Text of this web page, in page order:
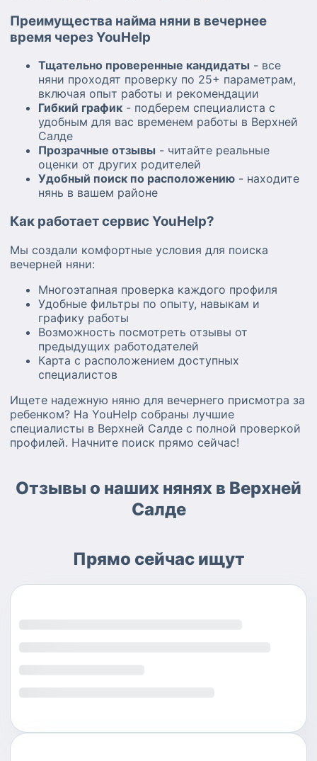
Преимущества найма няни в вечернее
время через YouHelp
Тщательно проверенные кандидаты - все
няни проходят проверку по 25+ параметрам,
включая опыт работы и рекомендации
Гибкий график - подберем специалиста с
удобным для вас временем работы в Верхней
Салде
Прозрачные отзывы - читайте реальные
оценки от других родителей
Удобный поиск по расположению - находите
нянь в вашем районе
Как работает сервис YouHelp?
Мы создали комфортные условия для поиска
вечерней няни:
Многоэтапная проверка каждого профиля
Удобные фильтры по опыту, навыкам и
графику работы
Возможность посмотреть отзывы от
предыдущих работодателей
Карта с расположением доступных
специалистов
Ищете надежную няню для вечернего присмотра за
ребенком? На YouHelp собраны лучшие
специалисты в Верхней Салде с полной проверкой
профилей. Начните поиск прямо сейчас!
Отзывы о наших нянях в Верхней
Салде
Прямо сейчас ищут